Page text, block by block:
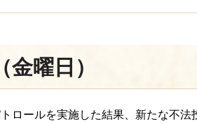
金曜日）
ロールを実施した結果、新たな不法